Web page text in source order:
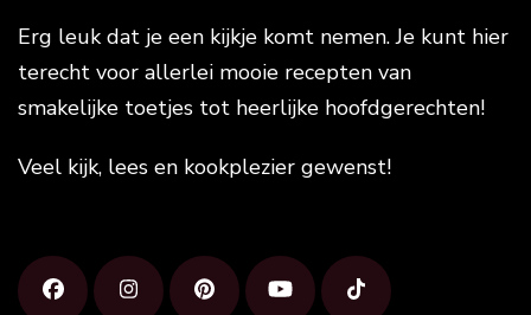
Erg leuk dat je een kijkje komt nemen. Je kunt hier
terecht voor allerlei mooie recepten van
smakelijke toetjes tot heerlijke hoofdgerechten!
Veel kijk, lees en kookplezier gewenst!